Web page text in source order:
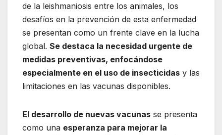
de la leishmaniosis entre los animales, los
desafíos en la prevención de esta enfermedad
se presentan como un frente clave en la lucha
global. Se destaca la necesidad urgente de
medidas preventivas, enfocándose
especialmente en el uso de insecticidas y las
limitaciones en las vacunas disponibles.
El desarrollo de nuevas vacunas se presenta
como una esperanza para mejorar la